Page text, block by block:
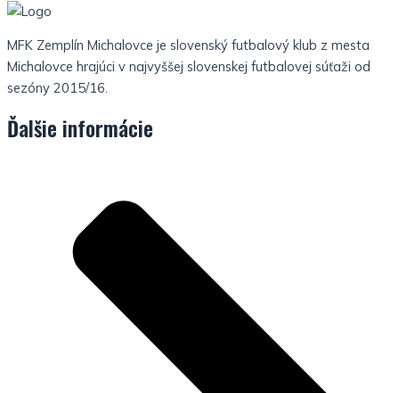
MFK Zemplín Michalovce je slovenský futbalový klub z mesta
Michalovce hrajúci v najvyššej slovenskej futbalovej súťaži od
sezóny 2015/16.
Ďalšie informácie